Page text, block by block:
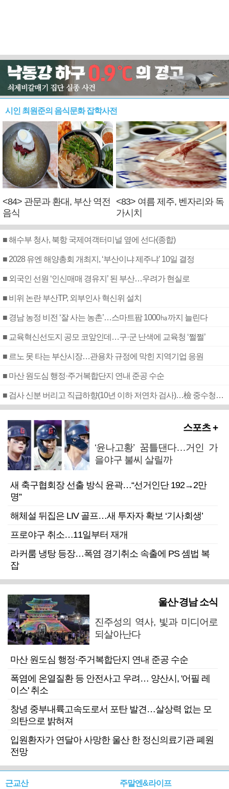
시인 최원준의 음식문화 잡학사전
<84> 관문과 환대, 부산 역전
음식
<83> 여름 제주, 벤자리와 독
가시치
■ 해수부 청사, 북항 국제여객터미널 옆에 선다(종합)
■ 2028 유엔 해양총회 개최지, ‘부산이냐 제주냐’ 10일 결정
■ 외국인 선원 ‘인신매매 경유지’ 된 부산…우려가 현실로
■ 비위 논란 부산TP, 외부인사 혁신위 설치
■ 경남 농정 비전 ‘잘 사는 농촌’…스마트팜 1000㏊까지 늘린다
■ 교육혁신선도지 공모 코앞인데…구·군 난색에 교육청 ‘쩔쩔’
■ 르노 못 타는 부산시장…관용차 규정에 막힌 지역기업 응원
■ 마산 원도심 행정·주거복합단지 연내 준공 수순
■ 검사 신분 버리고 직급하향(10년 이하 저연차 검사)…檢 중수청행 기피
스포츠 +
‘윤나고황’ 꿈틀댄다…거인 가
을야구 불씨 살릴까
새 축구협회장 선출 방식 윤곽…“선거인단 192→2만
명”
해체설 뒤집은 LIV 골프…새 투자자 확보 ‘기사회생’
프로야구 취소…11일부터 재개
라커룸 냉탕 등장…폭염 경기취소 속출에 PS 셈법 복
잡
울산·경남 소식
진주성의 역사, 빛과 미디어로
되살아난다
마산 원도심 행정·주거복합단지 연내 준공 수순
폭염에 온열질환 등 안전사고 우려… 양산시, '어필 레
이스' 취소
창녕 중부내륙고속도로서 포탄 발견…살상력 없는 모
의탄으로 밝혀져
입원환자가 연달아 사망한 울산 한 정신의료기관 폐원
전망
근교산 주말엔&라이프